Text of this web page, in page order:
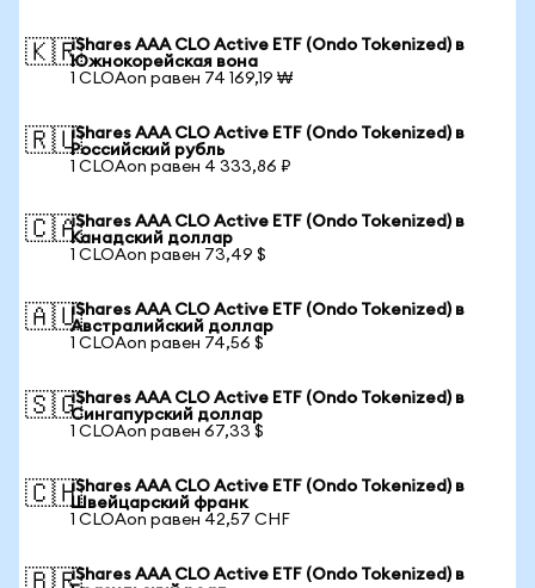
🇰🇷iShares AAA CLO Active ETF (Ondo Tokenized) в
Южнокорейская вона
1 CLOAon равен 74 169,19 ₩
🇷🇺iShares AAA CLO Active ETF (Ondo Tokenized) в
Российский рубль
1 CLOAon равен 4 333,86 ₽
🇨🇦iShares AAA CLO Active ETF (Ondo Tokenized) в
Канадский доллар
1 CLOAon равен 73,49 $
🇦🇺iShares AAA CLO Active ETF (Ondo Tokenized) в
Австралийский доллар
1 CLOAon равен 74,56 $
🇸🇬iShares AAA CLO Active ETF (Ondo Tokenized) в
Сингапурский доллар
1 CLOAon равен 67,33 $
🇨🇭iShares AAA CLO Active ETF (Ondo Tokenized) в
Швейцарский франк
1 CLOAon равен 42,57 CHF
iShares AAA CLO Active ETF (Ondo Tokenized) в